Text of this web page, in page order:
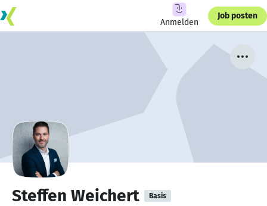
Anmelden
Job posten
Steffen Weichert Basis